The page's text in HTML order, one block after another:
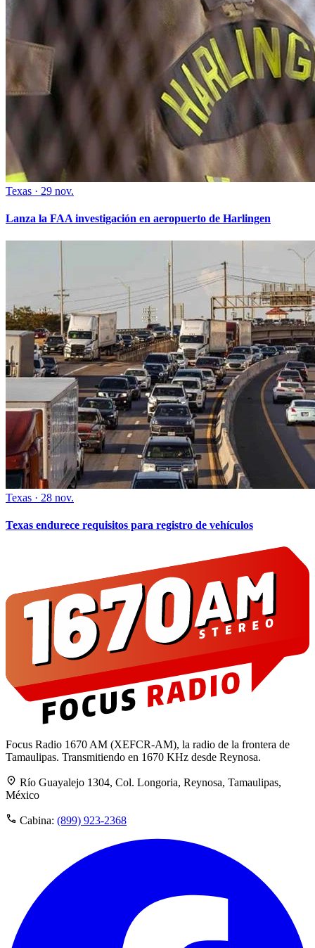
Texas · 29 nov.
Lanza la FAA investigación en aeropuerto de Harlingen
Texas · 28 nov.
Texas endurece requisitos para registro de vehículos
Focus Radio 1670 AM (XEFCR-AM), la radio de la frontera de
Tamaulipas. Transmitiendo en 1670 KHz desde Reynosa.
Río Guayalejo 1304, Col. Longoria, Reynosa, Tamaulipas,
México
Cabina: (899) 923-2368